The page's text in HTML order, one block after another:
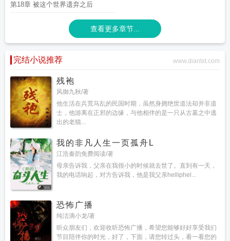
第18章 被这个世界遗弃之后
查看更多章节...
完结小说推荐 www.diantxt.com
残袍
风御九秋/著
他生活在兵荒马乱的民国时期，虽然身拥绝世道法却并非道
士，他游离在正邪的边缘，与他相伴的是一只从古墓之中逃
出的老猫...
我的非凡人生一页孤舟L
江浩秦韵免费阅读/著
母亲告诉我，父亲在我很小的时候就去世了。直到有一天，
我的电话响起，对方告诉我，他是我父亲helliphel...
恐怖广播
纯洁滴小龙/著
听众朋友们，欢迎收听恐怖广播，希望您能够好好享受我们
节目陪伴你的时光，好了，下面，请您转过头，看一看您的